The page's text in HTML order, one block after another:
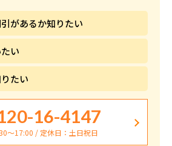
があるか知りたい
い
たい
16-4147
〜17:00 / 定休日：土日祝日